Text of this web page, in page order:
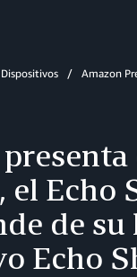
Dispositivos
Amazon
el Echo
de
Echo